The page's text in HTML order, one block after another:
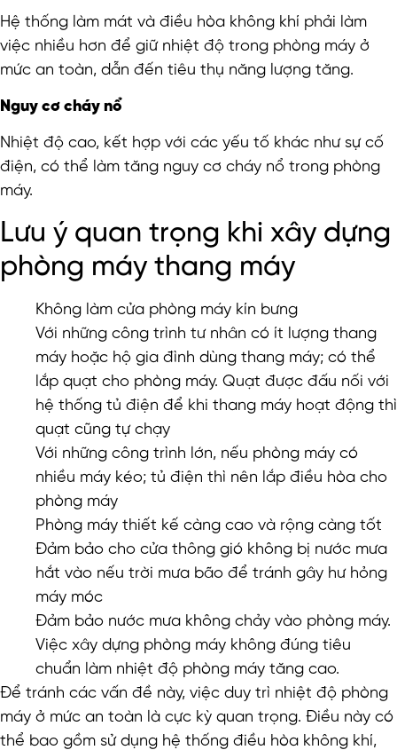
Hệ thống làm mát và điều hòa không khí phải làm
việc nhiều hơn để giữ nhiệt độ trong phòng máy ở
mức an toàn, dẫn đến tiêu thụ năng lượng tăng.
Nguy cơ cháy nổ
Nhiệt độ cao, kết hợp với các yếu tố khác như sự cố
điện, có thể làm tăng nguy cơ cháy nổ trong phòng
máy.
Lưu ý quan trọng khi xây dựng
phòng máy thang máy
Không làm cửa phòng máy kín bưng
Với những công trình tư nhân có ít lượng thang
máy hoặc hộ gia đình dùng thang máy; có thể
lắp quạt cho phòng máy. Quạt được đấu nối với
hệ thống tủ điện để khi thang máy hoạt động thì
quạt cũng tự chạy
Với những công trình lớn, nếu phòng máy có
nhiều máy kéo; tủ điện thì nên lắp điều hòa cho
phòng máy
Phòng máy thiết kế càng cao và rộng càng tốt
Đảm bảo cho cửa thông gió không bị nước mưa
hắt vào nếu trời mưa bão để tránh gây hư hỏng
máy móc
Đảm bảo nước mưa không chảy vào phòng máy.
Việc xây dựng phòng máy không đúng tiêu
chuẩn làm nhiệt độ phòng máy tăng cao.
Để tránh các vấn đề này, việc duy trì nhiệt độ phòng
máy ở mức an toàn là cực kỳ quan trọng. Điều này có
thể bao gồm sử dụng hệ thống điều hòa không khí,